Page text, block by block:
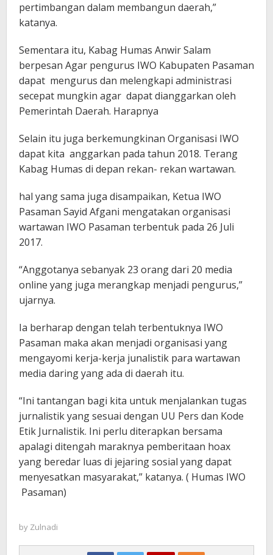
pertimbangan dalam membangun daerah,”
katanya.
Sementara itu, Kabag Humas Anwir Salam
berpesan Agar pengurus IWO Kabupaten Pasaman
dapat mengurus dan melengkapi administrasi
secepat mungkin agar dapat dianggarkan oleh
Pemerintah Daerah. Harapnya
Selain itu juga berkemungkinan Organisasi IWO
dapat kita anggarkan pada tahun 2018. Terang
Kabag Humas di depan rekan- rekan wartawan.
hal yang sama juga disampaikan, Ketua IWO
Pasaman Sayid Afgani mengatakan organisasi
wartawan IWO Pasaman terbentuk pada 26 Juli
2017.
“Anggotanya sebanyak 23 orang dari 20 media
online yang juga merangkap menjadi pengurus,”
ujarnya.
Ia berharap dengan telah terbentuknya IWO
Pasaman maka akan menjadi organisasi yang
mengayomi kerja-kerja junalistik para wartawan
media daring yang ada di daerah itu.
“Ini tantangan bagi kita untuk menjalankan tugas
jurnalistik yang sesuai dengan UU Pers dan Kode
Etik Jurnalistik. Ini perlu diterapkan bersama
apalagi ditengah maraknya pemberitaan hoax
yang beredar luas di jejaring sosial yang dapat
menyesatkan masyarakat,” katanya. ( Humas IWO
Pasaman)
by Zulnadi